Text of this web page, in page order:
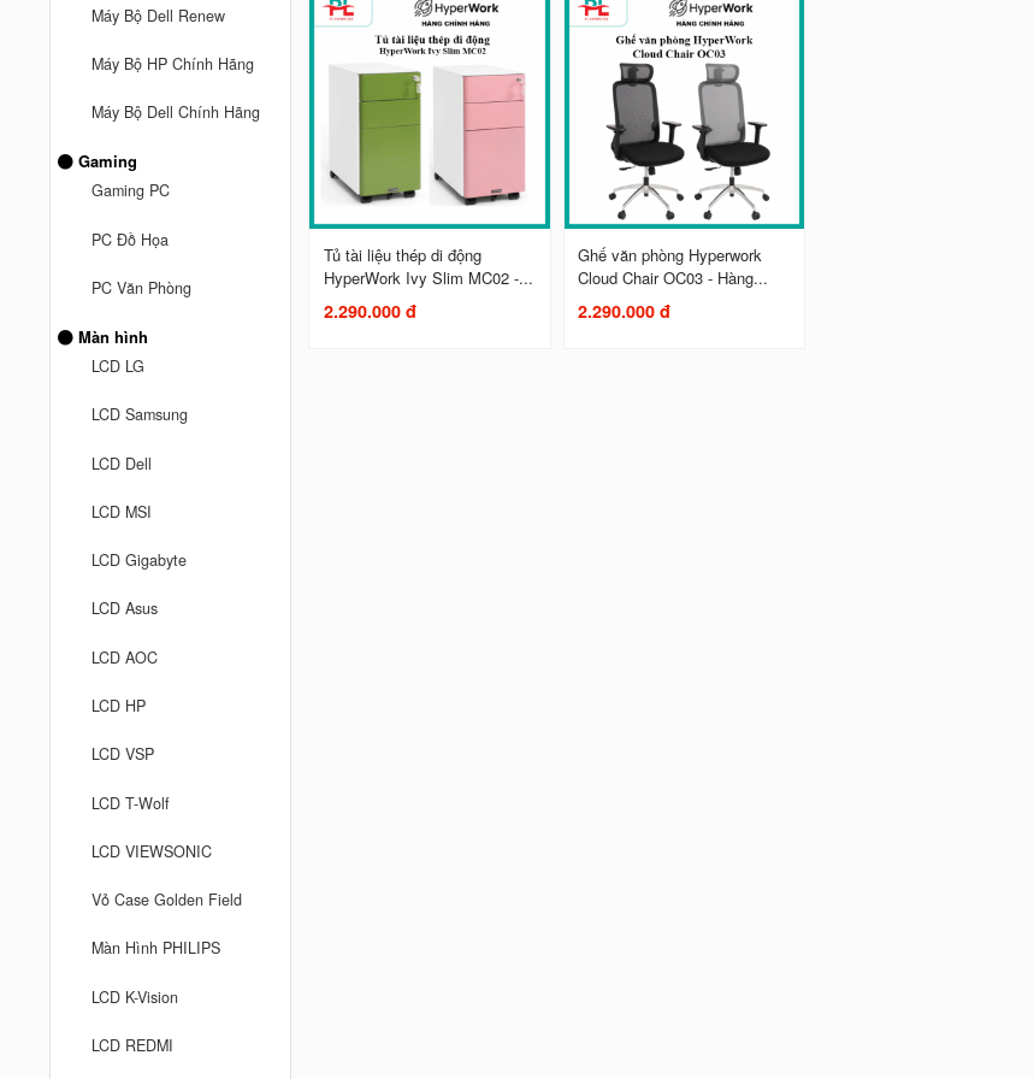
Máy Bộ Dell Renew
Máy Bộ HP Chính Hãng
Máy Bộ Dell Chính Hãng
Gaming
Gaming PC
PC Đồ Họa
PC Văn Phòng
Màn hình
LCD LG
LCD Samsung
LCD Dell
LCD MSI
LCD Gigabyte
LCD Asus
LCD AOC
LCD HP
LCD VSP
LCD T-Wolf
LCD VIEWSONIC
Vỏ Case Golden Field
Màn Hình PHILIPS
LCD K-Vision
LCD REDMI
Tủ tài liệu thép di động
HyperWork Ivy Slim MC02 -...
2.290.000 đ
Ghế văn phòng Hyperwork
Cloud Chair OC03 - Hàng...
2.290.000 đ